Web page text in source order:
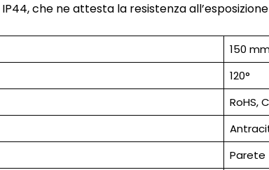
che ne attesta la resistenza
150
120°
RoHS,
Parete